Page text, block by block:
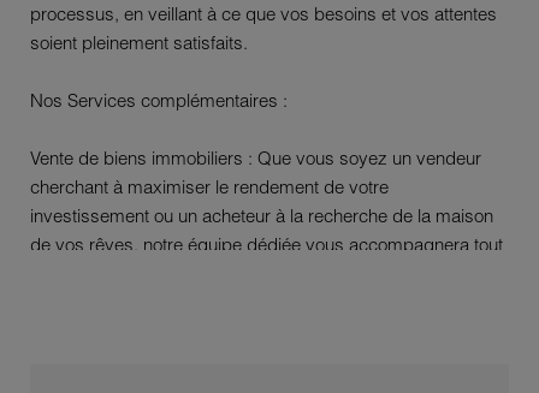
processus, en veillant à ce que vos besoins et vos attentes
soient pleinement satisfaits.
Nos Services complémentaires :
Vente de biens immobiliers : Que vous soyez un vendeur
cherchant à maximiser le rendement de votre
investissement ou un acheteur à la recherche de la maison
de vos rêves, notre équipe dédiée vous accompagnera tout